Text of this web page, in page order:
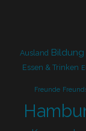
Ausland Bildung
Essen & Trinken
Freunde